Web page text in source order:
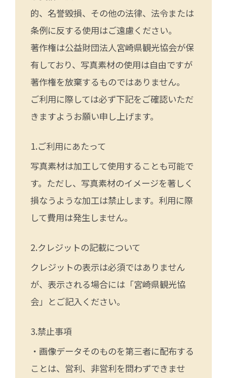
的、名誉毀損、その他の法律、法令または
条例に反する使用はご遠慮ください。
著作権は公益財団法人宮崎県観光協会が保
有しており、写真素材の使用は自由ですが
著作権を放棄するものではありません。
ご利用に際しては必ず下記をご確認いただ
きますようお願い申し上げます。
ご利用にあたって
写真素材は加工して使用することも可能で
す。ただし、写真素材のイメージを著しく
損なうような加工は禁止します。利用に際
して費用は発生しません。
クレジットの記載について
クレジットの表示は必須ではありません
が、表示される場合には「宮崎県観光協
会」とご記入ください。
禁止事項
・画像データそのものを第三者に配布する
ことは、営利、非営利を問わずできませ